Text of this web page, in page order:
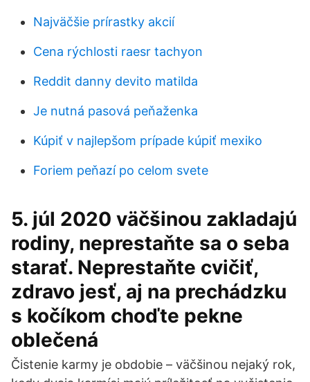
Najväčšie prírastky akcií
Cena rýchlosti raesr tachyon
Reddit danny devito matilda
Je nutná pasová peňaženka
Kúpiť v najlepšom prípade kúpiť mexiko
Foriem peňazí po celom svete
5. júl 2020 väčšinou zakladajú
rodiny, neprestaňte sa o seba
starať. Neprestaňte cvičiť,
zdravo jesť, aj na prechádzku
s kočíkom choďte pekne
oblečená
Čistenie karmy je obdobie – väčšinou nejaký rok,